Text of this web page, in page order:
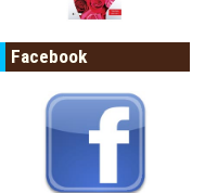
Facebook